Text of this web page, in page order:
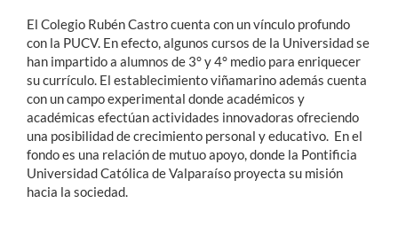
El Colegio Rubén Castro cuenta con un vínculo profundo
con la PUCV. En efecto, algunos cursos de la Universidad se
han impartido a alumnos de 3° y 4° medio para enriquecer
su currículo. El establecimiento viñamarino además cuenta
con un campo experimental donde académicos y
académicas efectúan actividades innovadoras ofreciendo
una posibilidad de crecimiento personal y educativo. En el
fondo es una relación de mutuo apoyo, donde la Pontificia
Universidad Católica de Valparaíso proyecta su misión
hacia la sociedad.